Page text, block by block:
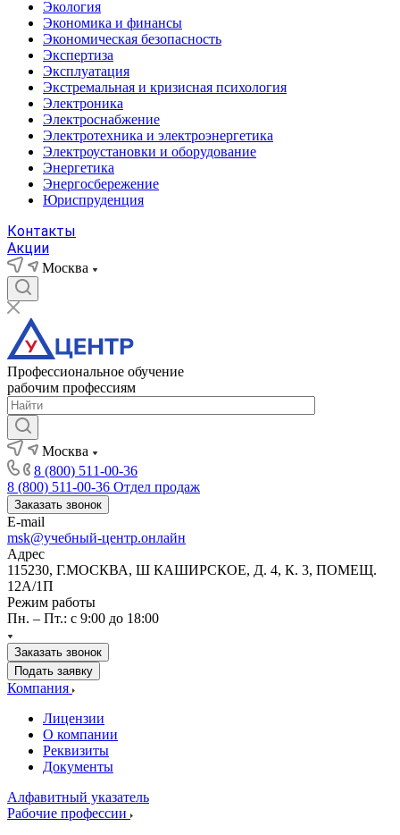
Экология
Экономика и финансы
Экономическая безопасность
Экспертиза
Эксплуатация
Экстремальная и кризисная психология
Электроника
Электроснабжение
Электротехника и электроэнергетика
Электроустановки и оборудование
Энергетика
Энергосбережение
Юриспруденция
Контакты
Акции
Москва
Профессиональное обучение
рабочим профессиям
Москва
8 (800) 511-00-36
8 (800) 511-00-36 Отдел продаж
Заказать звонок
E-mail
msk@учебный-центр.онлайн
Адрес
115230, Г.МОСКВА, Ш КАШИРСКОЕ, Д. 4, К. 3, ПОМЕЩ.
12А/1П
Режим работы
Пн. – Пт.: с 9:00 до 18:00
Заказать звонок
Подать заявку
Компания
Лицензии
О компании
Реквизиты
Документы
Алфавитный указатель
Рабочие профессии